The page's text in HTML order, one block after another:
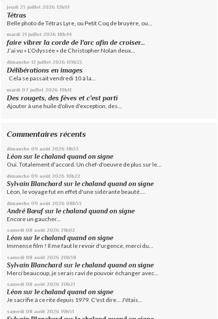
jeudi 23 juillet 2026 12h01
Tétras
Belle photo de Tétras Lyre, ou Petit Coq de bruyère, ou...
mardi 21 juillet 2026 18h44
faire vibrer la corde de l'arc afin de croiser...
J’ai vu « L’Odyssée » de Christopher Nolan deux...
dimanche 12 juillet 2026 09h33
Délibérations en images
Cela se passait vendredi 10 à la...
mardi 07 juillet 2026 19h11
Des rougets, des fèves et c'est parti
Ajouter à une huile d'olive d'exception, des...
Commentaires récents
dimanche 09 août 2026 11h33
Léon surle chaland quand on signe
Oui. Totalement d'accord. Un chef-d'oeuvre de plus sur le...
dimanche 09 août 2026 10h22
Sylvain Blanchard surle chaland quand on signe
Léon, le voyage fut en effet d'une sidérante beauté....
dimanche 09 août 2026 08h53
André Bœufsurle chaland quand on signe
Encore un gaucher...
samedi 08 août 2026 21h02
Léon surle chaland quand on signe
Immense film ! Il me faut le revoir d'urgence, merci du...
samedi 08 août 2026 20h58
Sylvain Blanchard surle chaland quand on signe
Merci beaucoup, je serais ravi de pouvoir échanger avec...
samedi 08 août 2026 20h21
Léon surle chaland quand on signe
Je sacrifie à ce rite depuis 1979. C'est dire... J'étais...
samedi 08 août 2026 19h51